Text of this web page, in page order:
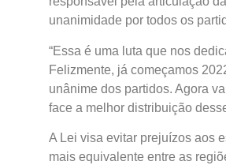
unanimidade por todos os
“Essa é uma luta que nos
Felizmente, já começamos
unânime dos partidos. Agora
face a melhor distribuição
A Lei visa evitar prejuízos aos
mais equivalente entre as